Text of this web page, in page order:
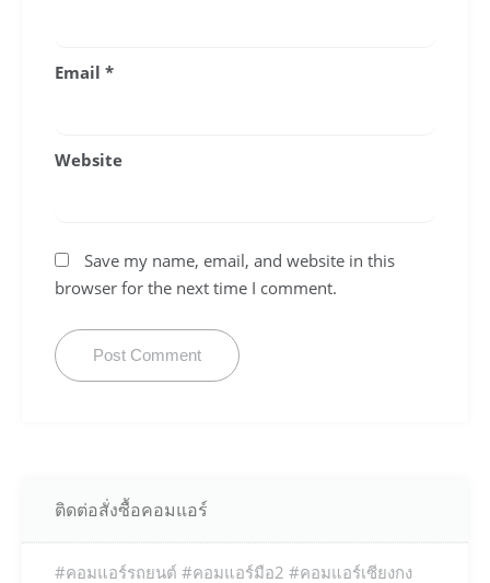
Email *
Website
Save my name, email, and website in this
browser for the next time I comment.
ติดต่อสั่งซื้อคอมแอร์
#คอมแอร์รถยนต์ #คอมแอร์มือ2 #คอมแอร์เซียงกง